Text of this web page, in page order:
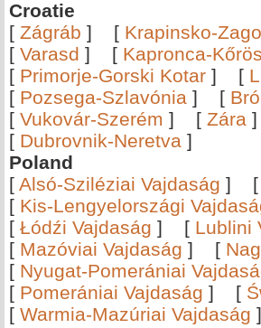
Croatie
[ Zágráb ] [ Krapinsko-
[ Varasd ] [ Kapronca-Kőrös
[ Primorje-Gorski Kotar ] [
[ Pozsega-Szlavónia ] [
[ Vukovár-Szerém ] [ Zára
[ Dubrovnik-Neretva ]
Poland
[ Alsó-Sziléziai Vajdaság ] [
[ Kis-Lengyelországi
[ Łódźi Vajdaság ] [ Lublini
[ Mazóviai Vajdaság ] [
[ Nyugat-Pomerániai
[ Pomerániai Vajdaság ] [
[ Warmia-Mazúriai Vajdaság